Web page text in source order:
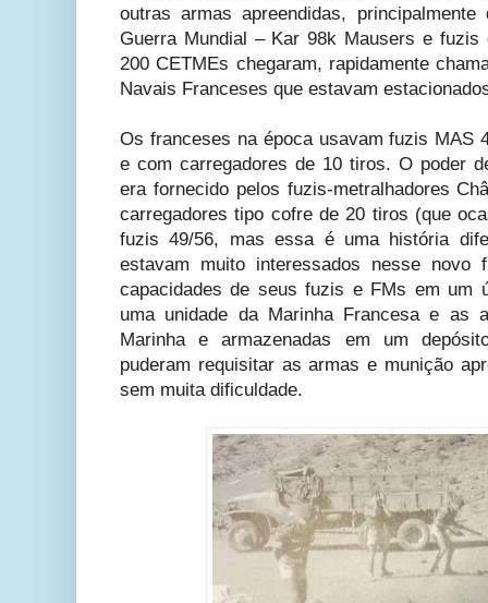
outras armas apreendidas,
Guerra Mundial – Kar 98k Mausers e fuzis
200 CETMEs chegaram, rapidamente
Navais Franceses que estavam
Os franceses na época usavam fuzis MAS
e com carregadores de 10 tiros. O poder
era fornecido pelos fuzis-metralhadores
carregadores tipo cofre de 20 tiros (que
fuzis 49/56, mas essa é uma história
estavam muito interessados nesse novo
capacidades de seus fuzis e FMs em um
uma unidade da Marinha Francesa e as
Marinha e armazenadas em um
puderam requisitar as armas e munição
sem muita dificuldade.